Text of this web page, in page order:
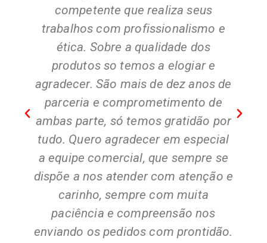
competente que realiza seus
trabalhos com profissionalismo e
ética. Sobre a qualidade dos
produtos so temos a elogiar e
agradecer. São mais de dez anos de
parceria e comprometimento de
ambas parte, só temos gratidão por
tudo. Quero agradecer em especial
a equipe comercial, que sempre se
dispõe a nos atender com atenção e
carinho, sempre com muita
paciência e compreensão nos
enviando os pedidos com prontidão.